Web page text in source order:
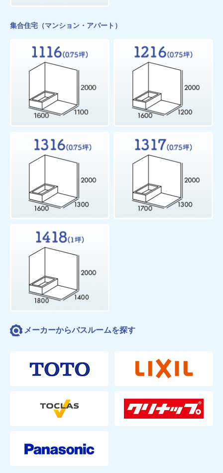
集合住宅（マンション・アパート）
メーカーからバスルームを探す